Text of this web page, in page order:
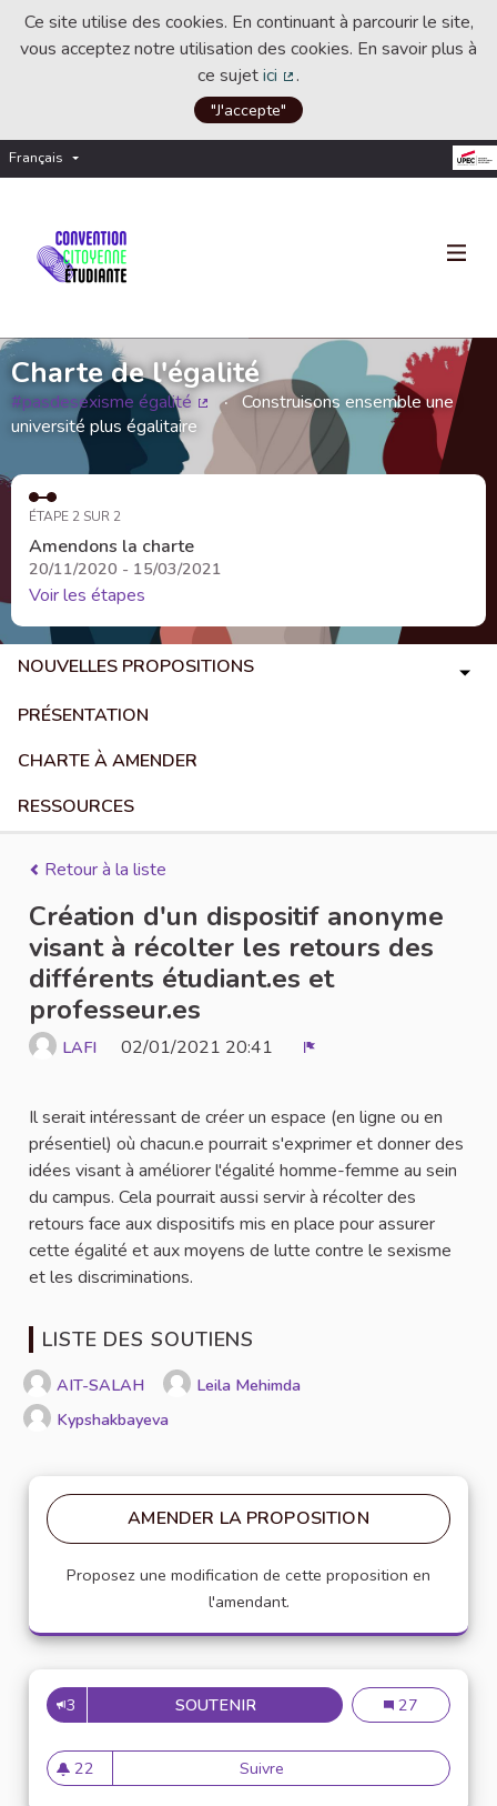
Ce site utilise des cookies. En continuant à parcourir le site,
vous acceptez notre utilisation des cookies. En savoir plus à
ce sujetici
(Lien externe)
.
"J'accepte"
Français Choisir la langue
Charte de l'égalité
#pasdesexisme égalité
(Lien externe)
Construisons ensemble une
université plus égalitaire
ÉTAPE 2 SUR 2
Amendons la charte
20/11/2020 - 15/03/2021
Voir les étapes
NOUVELLES PROPOSITIONS
PRÉSENTATION
CHARTE À AMENDER
RESSOURCES
Retour à la liste
Création d'un dispositif anonyme
visant à récolter les retours des
différents étudiant.es et
professeur.es
LAFI 02/01/2021 20:41
Il serait intéressant de créer un espace (en ligne ou en
présentiel) où chacun.e pourrait s'exprimer et donner des
idées visant à améliorer l'égalité homme-femme au sein
du campus. Cela pourrait aussi servir à récolter des
retours face aux dispositifs mis en place pour assurer
cette égalité et aux moyens de lutte contre le sexisme
et les discriminations.
LISTE DES SOUTIENS
AIT-SALAH
Leila Mehimda
Kypshakbayeva
AMENDER LA PROPOSITION
Proposez une modification de cette proposition en
l'amendant.
3 SOUTENIRCRÉATION D'UN DISPOSITIF
Création d'un
27
22
22 abonnés
Suivre Création d'un dispositif